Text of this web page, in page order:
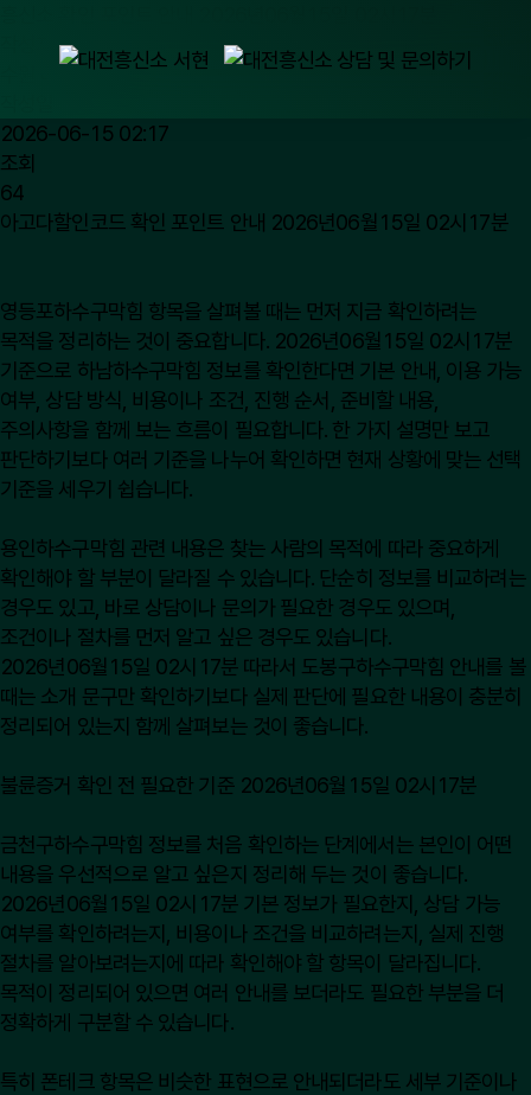
수원 대전 흥신소
2026-06-15 02:17
조회
64
아고다할인코드 확인 포인트 안내 2026년06월15일 02시17분
영등포하수구막힘 항목을 살펴볼 때는 먼저 지금 확인하려는
목적을 정리하는 것이 중요합니다. 2026년06월15일 02시17분
기준으로 하남하수구막힘 정보를 확인한다면 기본 안내, 이용 가능
여부, 상담 방식, 비용이나 조건, 진행 순서, 준비할 내용,
주의사항을 함께 보는 흐름이 필요합니다. 한 가지 설명만 보고
판단하기보다 여러 기준을 나누어 확인하면 현재 상황에 맞는 선택
기준을 세우기 쉽습니다.
용인하수구막힘 관련 내용은 찾는 사람의 목적에 따라 중요하게
확인해야 할 부분이 달라질 수 있습니다. 단순히 정보를 비교하려는
경우도 있고, 바로 상담이나 문의가 필요한 경우도 있으며,
조건이나 절차를 먼저 알고 싶은 경우도 있습니다.
2026년06월15일 02시17분 따라서 도봉구하수구막힘 안내를 볼
때는 소개 문구만 확인하기보다 실제 판단에 필요한 내용이 충분히
정리되어 있는지 함께 살펴보는 것이 좋습니다.
불륜증거 확인 전 필요한 기준 2026년06월15일 02시17분
금천구하수구막힘 정보를 처음 확인하는 단계에서는 본인이 어떤
내용을 우선적으로 알고 싶은지 정리해 두는 것이 좋습니다.
2026년06월15일 02시17분 기본 정보가 필요한지, 상담 가능
여부를 확인하려는지, 비용이나 조건을 비교하려는지, 실제 진행
절차를 알아보려는지에 따라 확인해야 할 항목이 달라집니다.
목적이 정리되어 있으면 여러 안내를 보더라도 필요한 부분을 더
정확하게 구분할 수 있습니다.
특히 폰테크 항목은 비슷한 표현으로 안내되더라도 세부 기준이나